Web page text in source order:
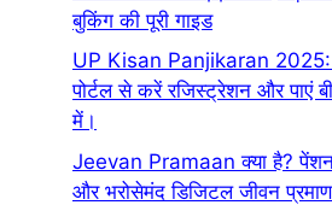
बुकिंग की पूरी गाइड
UP Kisan Panjikaran
पोर्टल से करें रजिस्ट्रेशन और पाएं
में।
Jeevan Pramaan क्या है?
और भरोसेमंद डिजिटल जीवन